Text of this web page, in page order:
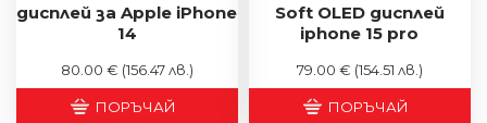
дисплей за Apple iPhone
14
80.00 € (156.47 лв.)
ПОРЪЧАЙ
Soft OLED дисплей
iphone 15 pro
79.00 € (154.51 лв.)
ПОРЪЧАЙ